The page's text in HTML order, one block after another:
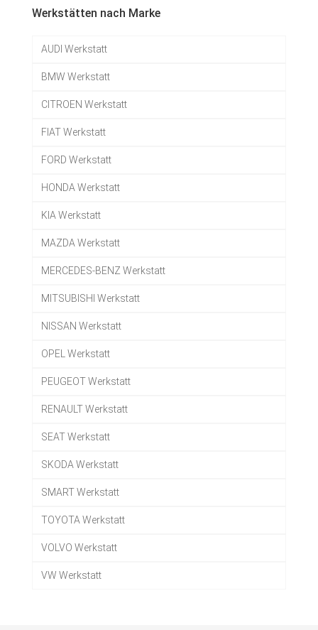
Werkstätten nach Marke
AUDI Werkstatt
BMW Werkstatt
CITROEN Werkstatt
FIAT Werkstatt
FORD Werkstatt
HONDA Werkstatt
KIA Werkstatt
MAZDA Werkstatt
MERCEDES-BENZ Werkstatt
MITSUBISHI Werkstatt
NISSAN Werkstatt
OPEL Werkstatt
PEUGEOT Werkstatt
RENAULT Werkstatt
SEAT Werkstatt
SKODA Werkstatt
SMART Werkstatt
TOYOTA Werkstatt
VOLVO Werkstatt
VW Werkstatt